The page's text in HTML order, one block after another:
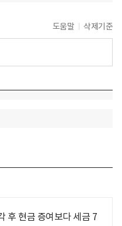
도움말 삭제기준
후 현금 증여보다 세금 7